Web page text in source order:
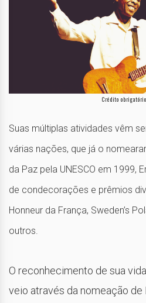
Crédito
Suas múltiplas atividades vêm
várias nações, que já o
da Paz pela UNESCO em 1999,
de condecorações e prêmios
Honneur da França, Sweden’s
outros.
O reconhecimento de sua
veio através da nomeação de